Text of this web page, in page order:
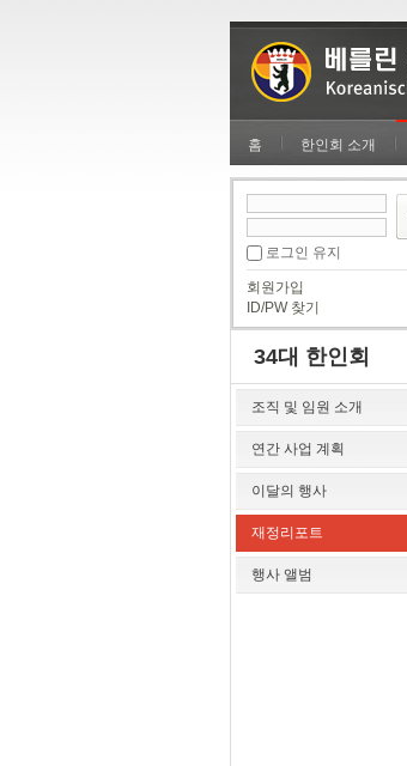
홈 한인회 소개
로그인 유지
회원가입
ID/PW 찾기
34대 한인회
조직 및 임원 소개
연간 사업 계획
이달의 행사
재정리포트
행사 앨범
Sketchbook5, 스케치북5
Sketchbook5, 스케치북5
Sketchbook5, 스케치북5